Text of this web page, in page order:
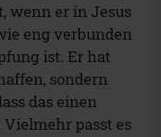
wenn er in Jesus
eng verbunden
ist. Er hat
sondern
das einen
passt es